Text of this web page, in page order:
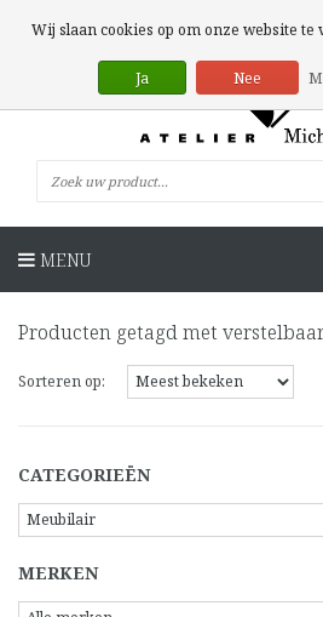
MENU
Producten getagd met
Sorteren op:
CATEGORIEËN
MERKEN
Wij slaan cookies op om onze website te
Ja Nee